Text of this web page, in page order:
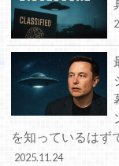
を知っているはず
2025.11.24